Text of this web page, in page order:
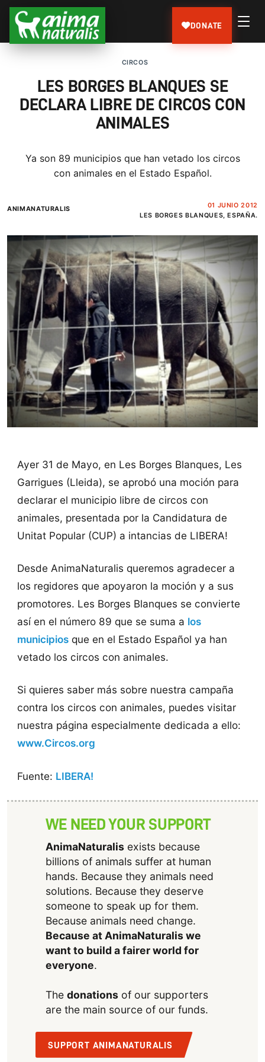
DONATE
CIRCOS
LES BORGES BLANQUES SE
DECLARA LIBRE DE CIRCOS CON
ANIMALES
Ya son 89 municipios que han vetado los circos
con animales en el Estado Español.
ANIMANATURALIS
01 JUNIO 2012
LES BORGES BLANQUES, ESPAÑA.
Ayer 31 de Mayo, en Les Borges Blanques, Les
Garrigues (Lleida), se aprobó una moción para
declarar el municipio libre de circos con
animales, presentada por la Candidatura de
Unitat Popular (CUP) a intancias de LIBERA!
Desde AnimaNaturalis queremos agradecer a
los regidores que apoyaron la moción y a sus
promotores. Les Borges Blanques se convierte
así en el número 89 que se suma a los
municipiosque en el Estado Español ya han
vetado los circos con animales.
Si quieres saber más sobre nuestra campaña
contra los circos con animales, puedes visitar
nuestra página especialmente dedicada a ello:
www.Circos.org
Fuente: LIBERA!
WE NEED YOUR SUPPORT
AnimaNaturalisexists because
billions of animals suffer at human
hands. Because they animals need
solutions. Because they deserve
someone to speak up for them.
Because animals need change.
Because at AnimaNaturalis we
want to build a fairer world for
everyone.
The donationsof our supporters
are the main source of our funds.
SUPPORT ANIMANATURALIS